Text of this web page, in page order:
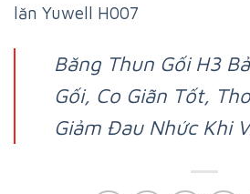
lăn Yuwell H007
Băng Thun Gối H3
Gối, Co Giãn Tốt,
Giảm Đau Nhức Khi